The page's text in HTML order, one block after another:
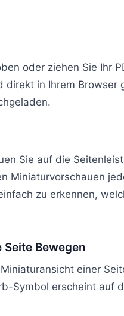
oder ziehen Sie Ihr
direkt in Ihrem
Sie auf die
Miniaturvorschauen
zu erkennen,
Bewegen
einer
Symbol erscheint auf